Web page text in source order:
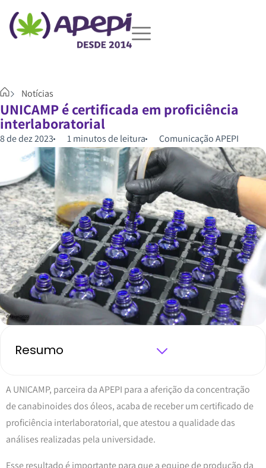
Notícias
UNICAMP é certificada em proficiência
interlaboratorial
8 de dez 2023 1 minutos de leitura Comunicação APEPI
Resumo
A UNICAMP, parceira da APEPI para a aferição da concentração
de canabinoides dos óleos, acaba de receber um certificado de
proficiência interlaboratorial, que atestou a qualidade das
análises realizadas pela universidade.
Esse resultado é importante para que a equipe de produção da